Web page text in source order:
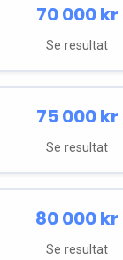
70 000kr
Se resultat
75 000kr
Se resultat
80 000kr
Se resultat